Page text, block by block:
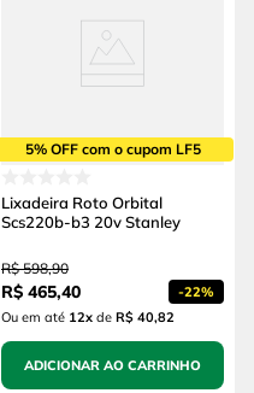
5% OFF com o cupom LF5
Lixadeira Roto Orbital
Scs220b-b3 20v Stanley
R$ 598,90
R$ 465,40 -22%
Ou em até 12x de R$ 40,82
ADICIONAR AO CARRINHO